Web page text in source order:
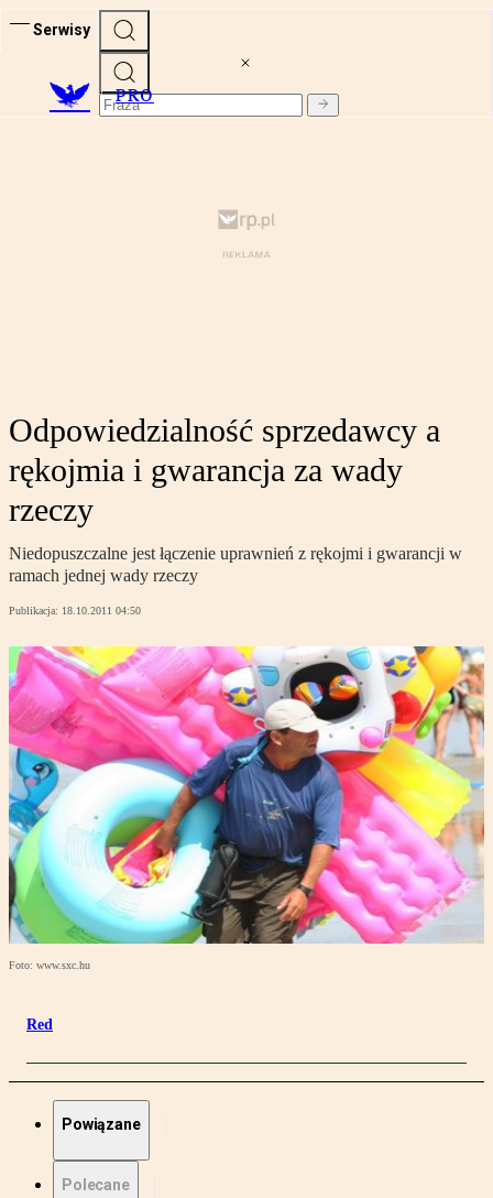
Serwisy
PRO
Odpowiedzialność sprzedawcy a
rękojmia i gwarancja za wady
rzeczy
Niedopuszczalne jest łączenie uprawnień z rękojmi i gwarancji w
ramach jednej wady rzeczy
Publikacja: 18.10.2011 04:50
Foto: www.sxc.hu
Red
Powiązane
Polecane